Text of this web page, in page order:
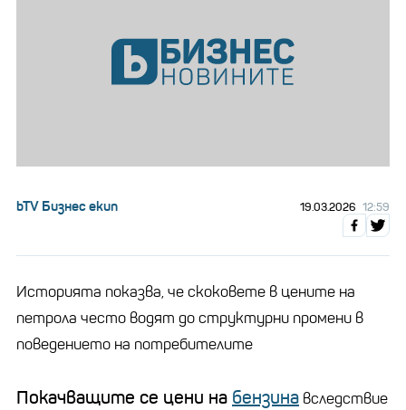
bTV Бизнес екип 19.03.2026 12:59
Историята показва, че скоковете в цените на
петрола често водят до структурни промени в
поведението на потребителите
Покачващите се цени на бензина вследствие